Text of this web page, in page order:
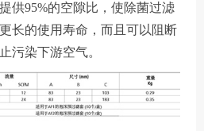
供95%的空隙比，使除菌过滤
长的使用寿命，而且可以阻断
污染下游空气。